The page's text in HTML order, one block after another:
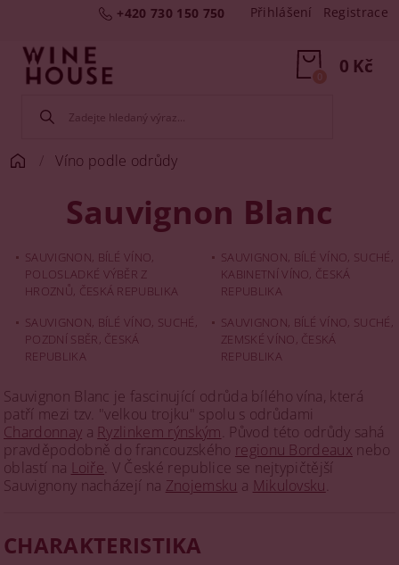
+420 730 150 750 Přihlášení Registrace
0 Kč
0
Víno podle odrůdy
Sauvignon Blanc
SAUVIGNON, BÍLÉ VÍNO,
POLOSLADKÉ VÝBĚR Z
HROZNŮ, ČESKÁ REPUBLIKA
SAUVIGNON, BÍLÉ VÍNO, SUCHÉ,
KABINETNÍ VÍNO, ČESKÁ
REPUBLIKA
SAUVIGNON, BÍLÉ VÍNO, SUCHÉ,
POZDNÍ SBĚR, ČESKÁ
REPUBLIKA
SAUVIGNON, BÍLÉ VÍNO, SUCHÉ,
ZEMSKÉ VÍNO, ČESKÁ
REPUBLIKA
Sauvignon Blanc je fascinující odrůda bílého vína, která
patří mezi tzv. "velkou trojku" spolu s odrůdami
Chardonnay a Ryzlinkem rýnským . Původ této odrůdy sahá
pravděpodobně do francouzského regionu Bordeaux nebo
oblastí na Loiře . V České republice se nejtypičtější
Sauvignony nacházejí na Znojemsku a Mikulovsku
CHARAKTERISTIKA